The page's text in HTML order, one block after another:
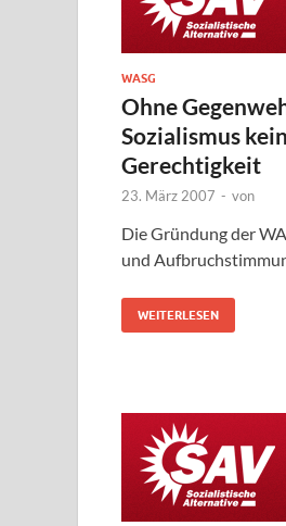
WASG
Ohne
Sozialismus
Gerechtigkeit
23. März 2007 - von
Die Gründung der
und
WEITERLESEN